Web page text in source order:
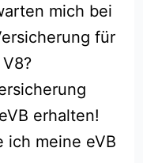
mich bei
für
erhalten!
ich meine eVB